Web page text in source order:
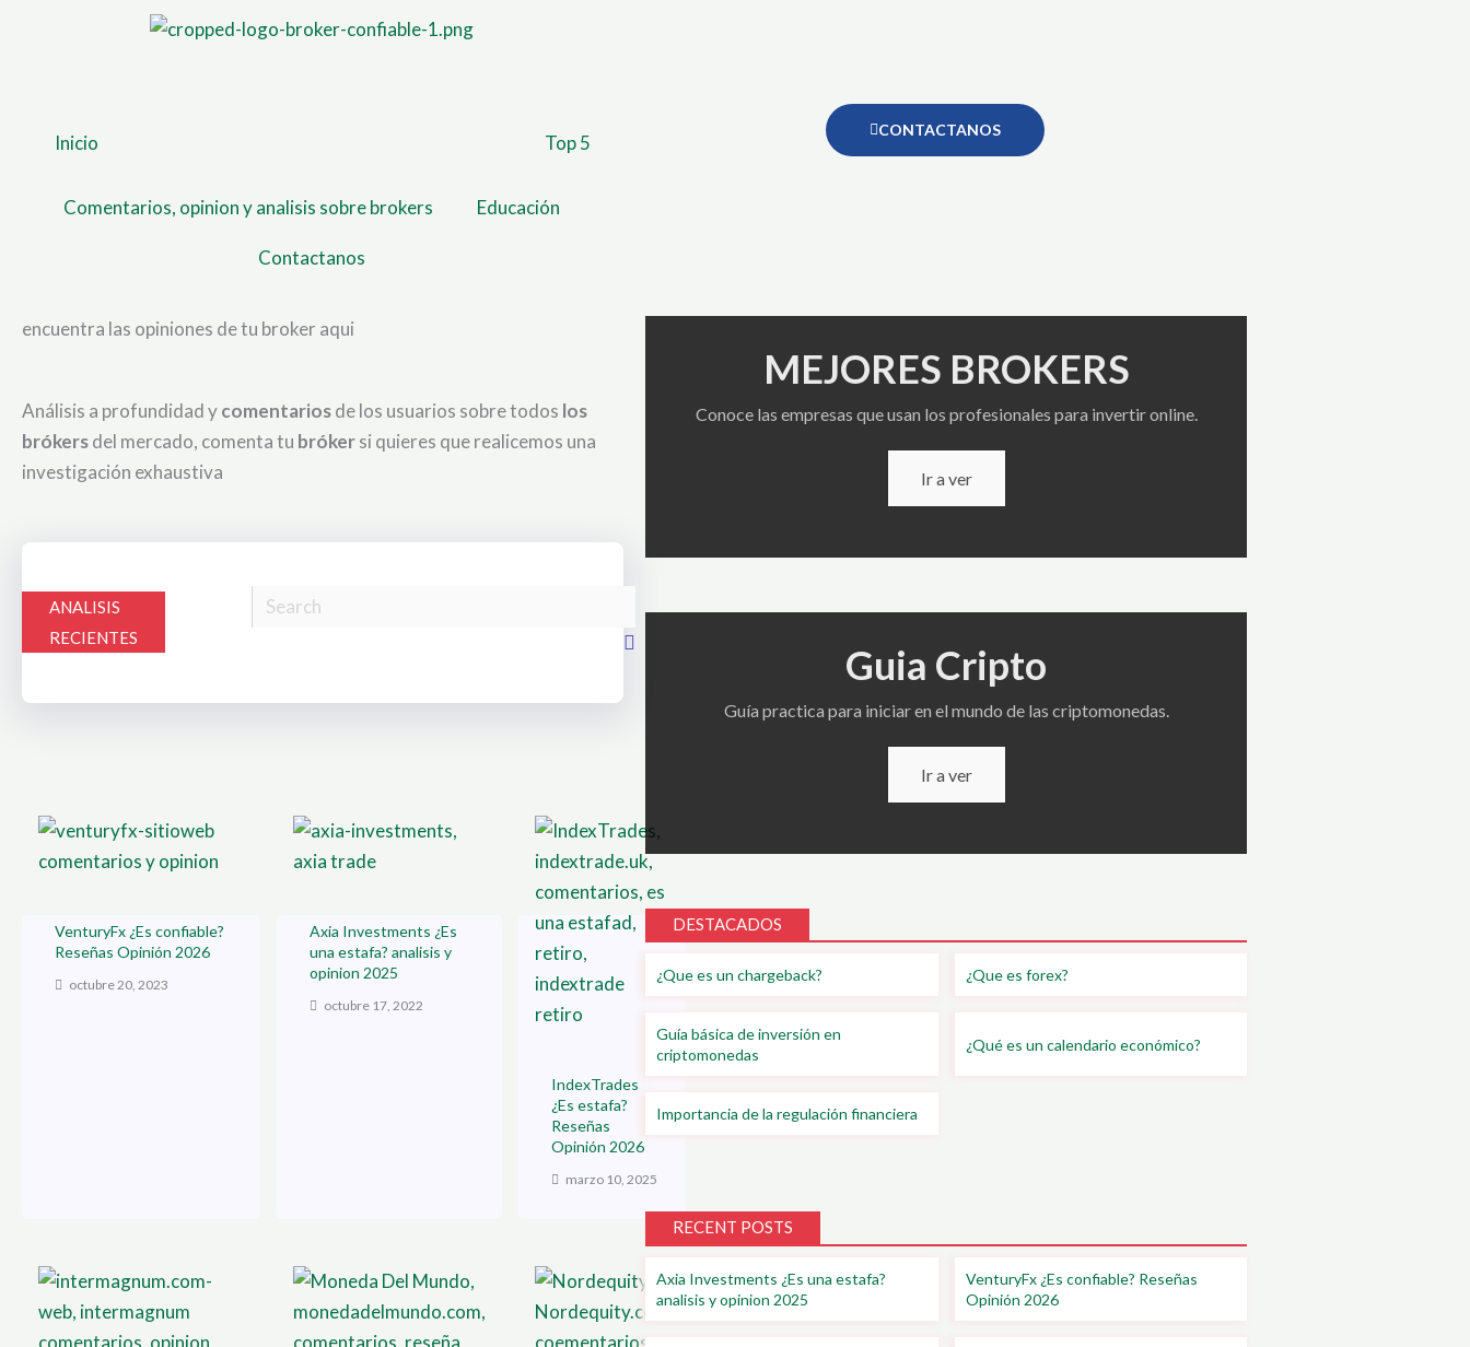
Inicio Top 5
Comentarios, opinion y analisis sobre brokers Educación
Contactanos
CONTACTANOS
encuentra las opiniones de tu broker aqui
Análisis a profundidad ycomentariosde los usuarios sobre todos los
brókersdel mercado, comenta tu brókersi quieres que realicemos una
investigación exhaustiva
ANALISIS
RECIENTES
VenturyFx ¿Es confiable?
Reseñas Opinión 2026
octubre 20, 2023
Axia Investments ¿Es
una estafa? analisis y
opinion 2025
octubre 17, 2022
IndexTrades
¿Es estafa?
Reseñas
Opinión 2026
marzo 10, 2025
MEJORES BROKERS
Conoce las empresas que usan los profesionales para invertir online.
Ir a ver
Guia Cripto
Guía practica para iniciar en el mundo de las criptomonedas.
Ir a ver
DESTACADOS
¿Que es un chargeback? ¿Que es forex?
Guía básica de inversión en
criptomonedas
¿Qué es un calendario económico?
Importancia de la regulación financiera
RECENT POSTS
Axia Investments ¿Es una estafa?
analisis y opinion 2025
VenturyFx ¿Es confiable? Reseñas
Opinión 2026